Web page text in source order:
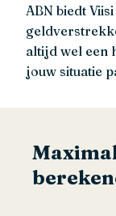
ABN biedt
altijd wel een
jouw situatie